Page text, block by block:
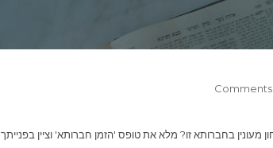
מעונין בחברותא זו? מלא את טופס 'הזמן חברותא' וציין בפנייתך